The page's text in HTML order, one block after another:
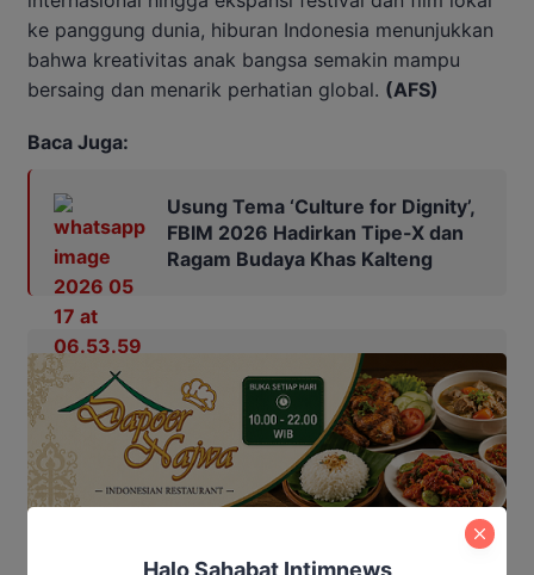
ke panggung dunia, hiburan Indonesia menunjukkan
bahwa kreativitas anak bangsa semakin mampu
bersaing dan menarik perhatian global. (AFS)
Baca Juga:
Usung Tema ‘Culture for Dignity’,
FBIM 2026 Hadirkan Tipe-X dan
Ragam Budaya Khas Kalteng
Halo Sahabat Intimnews